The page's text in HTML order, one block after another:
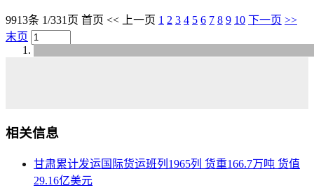
9913条 1/331页 首页 << 上一页 1 2 3 4 5 6 7 8 9 10 下一页 >>
末页
相关信息
甘肃累计发运国际货运班列1965列 货重166.7万吨 货值
29.16亿美元